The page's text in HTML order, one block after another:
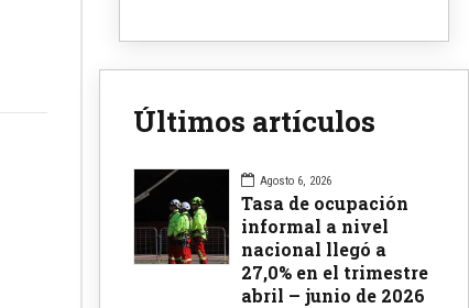
Últimos artículos
Agosto 6, 2026
Tasa de ocupación
informal a nivel
nacional llegó a
27,0% en el trimestre
abril – junio de 2026